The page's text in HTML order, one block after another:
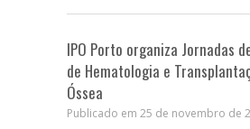
IPO Porto organiza Jornadas
de Hematologia e
Óssea
Publicado em 25 de novembro de